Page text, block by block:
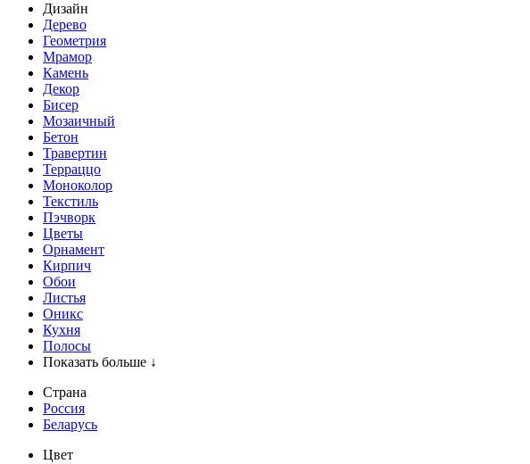
Дизайн
Дерево
Геометрия
Мрамор
Камень
Декор
Бисер
Мозаичный
Бетон
Травертин
Терраццо
Моноколор
Текстиль
Пэчворк
Цветы
Орнамент
Кирпич
Обои
Листья
Оникс
Кухня
Полосы
Показать больше ↓
Страна
Россия
Беларусь
Цвет